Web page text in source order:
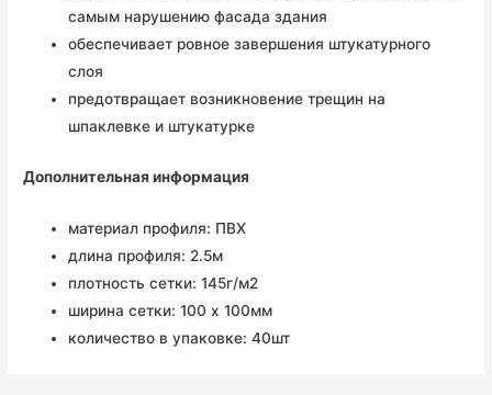
самым нарушению фасада здания
обеспечивает ровное завершения штукатурного
слоя
предотвращает возникновение трещин на
шпаклевке и штукатурке
Дополнительная информация
материал профиля: ПВХ
длина профиля: 2.5м
плотность сетки: 145г/м2
ширина сетки: 100 х 100мм
количество в упаковке: 40шт